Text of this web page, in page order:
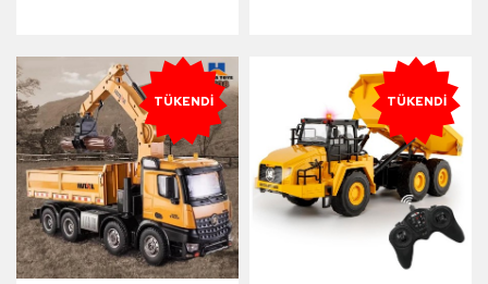
Similasyon Ses ve
Işık Sistemi
Similasyon Ses ve
Işık Sistemi
TÜKENDI TÜKENDI